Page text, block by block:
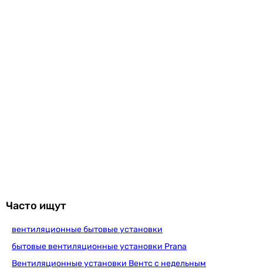
Часто ищут
вентиляционные бытовые установки
бытовые вентиляционные установки Prana
Вентиляционные установки Вентс с недельным